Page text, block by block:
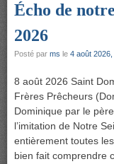
Écho de
2026
Posté par ms le 4 août
8 août 2026 Saint
Frères Prêcheurs
Dominique par le
l’imitation de Notre
entièrement toutes
bien fait comprendre